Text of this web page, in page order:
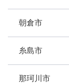
朝倉市
糸島市
那珂川市